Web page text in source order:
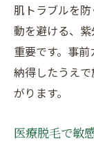
肌トラブルを
動を避ける、
重要です。事前
納得したうえ
がります。
医療脱毛で敏